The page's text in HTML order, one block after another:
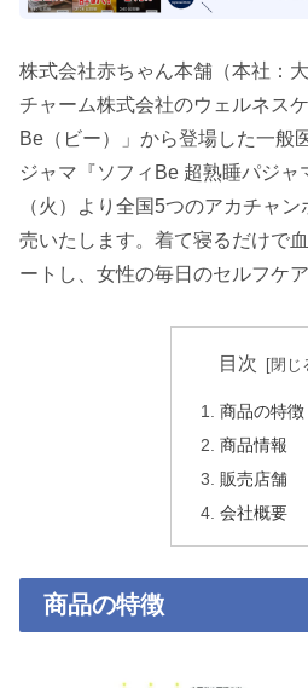
株式会社赤ちゃん本舗（本社：
チャーム株式会社のウェルネス
Be（ビー）」から登場した一般
ジャマ『ソフィBe 超熟睡パジャ
（火）より全国5つのアカチャ
売いたします。着て寝るだけで
ートし、女性の毎日のセルフケ
目次
商品の特徴
商品情報
販売店舗
会社概要
商品の特徴